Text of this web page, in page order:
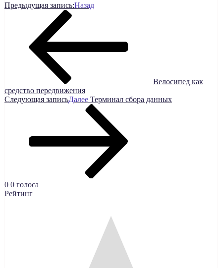
Предыдущая запись:Назад
Велосипед как
средство передвижения
Следующая записьДалее Терминал сбора данных
0 0 голоса
Рейтинг